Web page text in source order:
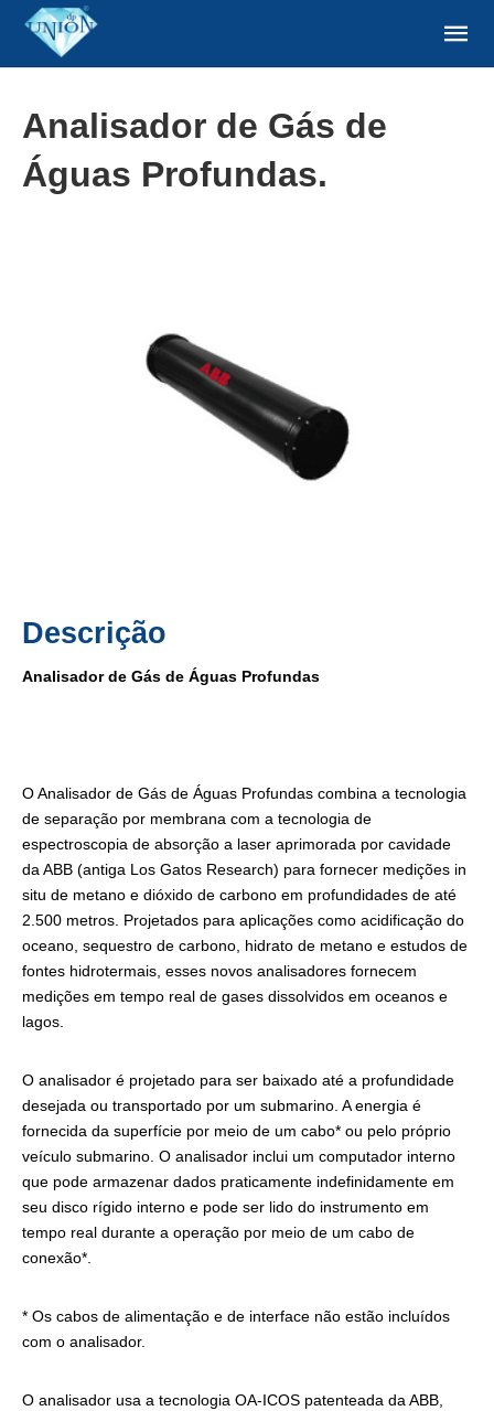
Analisador de Gás de
Águas Profundas.
Descrição
Analisador de Gás de Águas Profundas
O Analisador de Gás de Águas Profundas combina a tecnologia
de separação por membrana com a tecnologia de
espectroscopia de absorção a laser aprimorada por cavidade
da ABB (antiga Los Gatos Research) para fornecer medições in
situ de metano e dióxido de carbono em profundidades de até
2.500 metros. Projetados para aplicações como acidificação do
oceano, sequestro de carbono, hidrato de metano e estudos de
fontes hidrotermais, esses novos analisadores fornecem
medições em tempo real de gases dissolvidos em oceanos e
lagos.
O analisador é projetado para ser baixado até a profundidade
desejada ou transportado por um submarino. A energia é
fornecida da superfície por meio de um cabo* ou pelo próprio
veículo submarino. O analisador inclui um computador interno
que pode armazenar dados praticamente indefinidamente em
seu disco rígido interno e pode ser lido do instrumento em
tempo real durante a operação por meio de um cabo de
conexão*.
* Os cabos de alimentação e de interface não estão incluídos
com o analisador.
O analisador usa a tecnologia OA-ICOS patenteada da ABB,